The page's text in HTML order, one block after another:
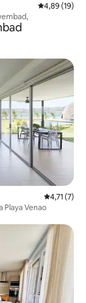
Gemiddelde
4,89 (19)
4,71 (7)
Playa Venao